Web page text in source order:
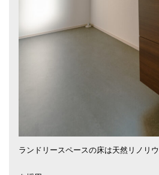
ランドリースペースの床は天然リノリ